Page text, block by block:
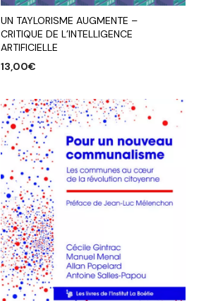
UN TAYLORISME AUGMENTE –
CRITIQUE DE L’INTELLIGENCE
ARTIFICIELLE
13,00€